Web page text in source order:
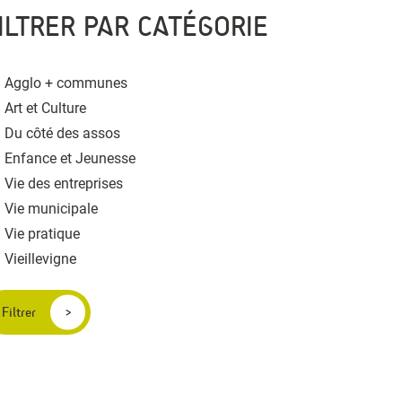
PAR CATÉGORIE
Agglo + communes
Art et Culture
Du côté des assos
Enfance et Jeunesse
Vie des entreprises
Vie municipale
Vie pratique
Vieillevigne
Filtrer